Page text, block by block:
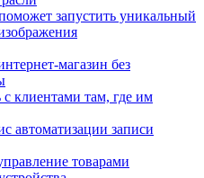
запустить уникальный
магазин без
клиентами там, где им
автоматизации записи
товарами